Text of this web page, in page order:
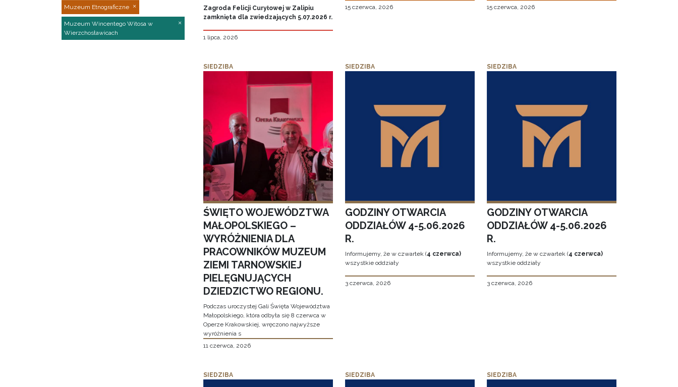
Muzeum Etnograficzne
Muzeum Wincentego Witosa w
Wierzchosławicach
Zagroda Felicji Curyłowej w Zalipiu
zamknięta dla zwiedzających 5.07.2026 r.
1 lipca, 2026
15 czerwca, 2026 15 czerwca, 2026
SIEDZIBA
ŚWIĘTO WOJEWÓDZTWA
MAŁOPOLSKIEGO –
WYRÓŻNIENIA DLA
PRACOWNIKÓW MUZEUM
ZIEMI TARNOWSKIEJ
PIELĘGNUJĄCYCH
DZIEDZICTWO REGIONU.
Podczas uroczystej Gali Święta Województwa
Małopolskiego, która odbyła się 8 czerwca w
Operze Krakowskiej, wręczono najwyższe
wyróżnienia s
11 czerwca, 2026
SIEDZIBA
GODZINY OTWARCIA
ODDZIAŁÓW 4-5.06.2026
R.
Informujemy, że w czwartek (4 czerwca)
wszystkie oddziały
3 czerwca, 2026
SIEDZIBA
GODZINY OTWARCIA
ODDZIAŁÓW 4-5.06.2026
R.
Informujemy, że w czwartek (4 czerwca)
wszystkie oddziały
3 czerwca, 2026
SIEDZIBA SIEDZIBA SIEDZIBA